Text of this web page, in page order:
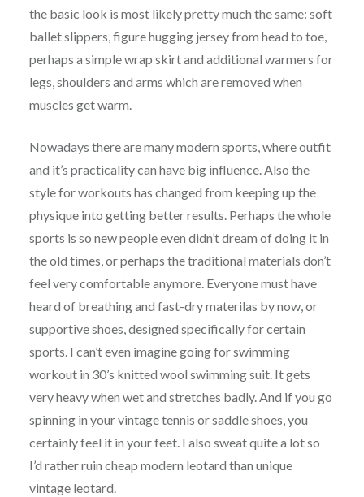
the basic look is most likely pretty much the same: soft
ballet slippers, figure hugging jersey from head to toe,
perhaps a simple wrap skirt and additional warmers for
legs, shoulders and arms which are removed when
muscles get warm.
Nowadays there are many modern sports, where outfit
and it’s practicality can have big influence. Also the
style for workouts has changed from keeping up the
physique into getting better results. Perhaps the whole
sports is so new people even didn’t dream of doing it in
the old times, or perhaps the traditional materials don’t
feel very comfortable anymore. Everyone must have
heard of breathing and fast-dry materilas by now, or
supportive shoes, designed specifically for certain
sports. I can’t even imagine going for swimming
workout in 30’s knitted wool swimming suit. It gets
very heavy when wet and stretches badly. And if you go
spinning in your vintage tennis or saddle shoes, you
certainly feel it in your feet. I also sweat quite a lot so
I’d rather ruin cheap modern leotard than unique
vintage leotard.